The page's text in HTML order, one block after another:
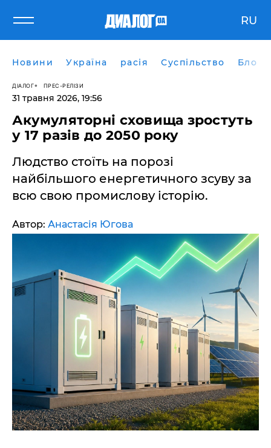
RU
Новини Україна расія Суспільство Блоги
ДІАЛОГ ПРЕС-РЕЛІЗИ
31 травня 2026, 19:56
Акумуляторні сховища зростуть
у 17 разів до 2050 року
Людство стоїть на порозі
найбільшого енергетичного зсуву за
всю свою промислову історію.
Автор: Анастасія Югова